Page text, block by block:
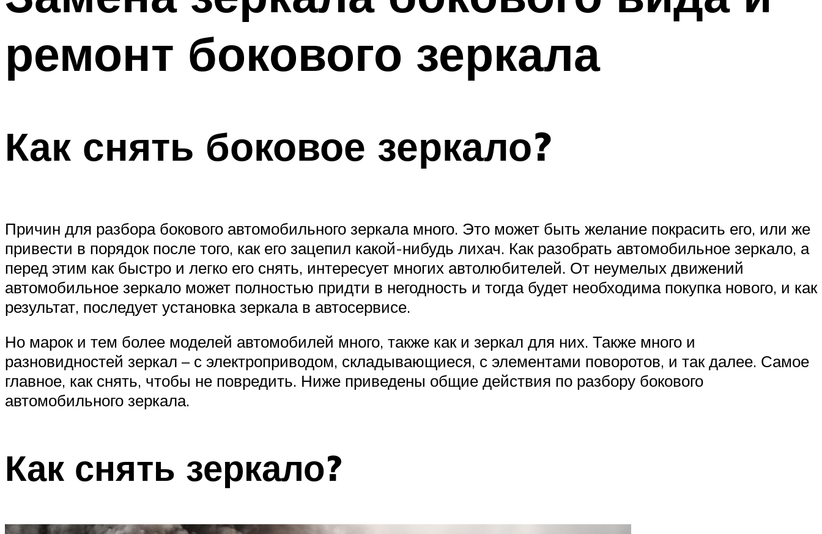
ремонт бокового зеркала
Как снять боковое зеркало?
Причин для разбора бокового автомобильного зеркала много. Это может быть желание покрасить его, или же
привести в порядок после того, как его зацепил какой-нибудь лихач. Как разобрать автомобильное зеркало, а
перед этим как быстро и легко его снять, интересует многих автолюбителей. От неумелых движений
автомобильное зеркало может полностью придти в негодность и тогда будет необходима покупка нового, и как
результат, последует установка зеркала в автосервисе.
Но марок и тем более моделей автомобилей много, также как и зеркал для них. Также много и
разновидностей зеркал – с электроприводом, складывающиеся, с элементами поворотов, и так далее. Самое
главное, как снять, чтобы не повредить. Ниже приведены общие действия по разбору бокового
автомобильного зеркала.
Как снять зеркало?